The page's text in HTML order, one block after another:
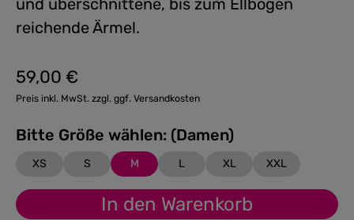
und überschnittene, bis zum Ellbogen
reichende Ärmel.
Regulärer Preis:
59,00 €
Preis inkl. MwSt. zzgl. ggf. Versandkosten
Bitte Größe wählen: (Damen)
XS S M L XL XXL
In den Warenkorb